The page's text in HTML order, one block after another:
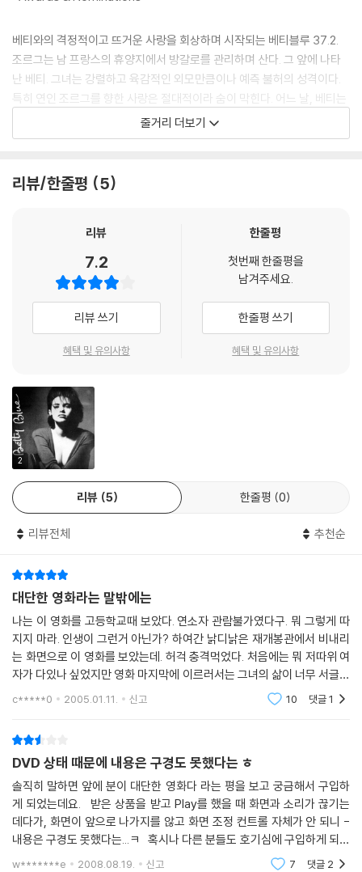
베티와의 격정적이고 뜨거운 사랑을 회상하며 시작되는 베티블루 37.2.
조르그는 남 프랑스의 휴양지에서 방갈로를 관리하며 산다. 그 앞에 나타
난 베티. 그녀는 강렬하고 육감적인 외모만큼이나 예측 불허의 성격이다.
특히 연인 조르그를 향한 사랑은 절대적이라 숨이 막힌다. 어느 날, 베티는
조르그가 쓴 글을 읽게 되고 그의 작가적 재능이 사장되는 것을 안타까워
한다. 하지만 수차례 출판사로부터 퇴짜를 맞았던 조르그는 인생이 생각처
그러나 통제불능이 아이 같은 베티에게 그런 현실이 남득될 리가 없다. 베
티는 그녀를 둘러싼 모든 상황을 견딜 수 없어하며 날이 갈수록 히스테릭
파멸에 이르는 베티. 그런 그녀를 사랑하는 조르그의 모습도 눈물겹다.우
울한 블루와 세피아 톤의 화면, 그리고 단조의 경쾌한 피아노 음은 격정적
인 그들 사랑과 대조되어 오히려 더욱 인상적이다.
줄거리 더보기
리뷰/한줄평 5
리뷰
7.2
리뷰 쓰기
혜택 및 유의사항
한줄평
첫번째 한줄평을
남겨주세요.
한줄평 쓰기
혜택 및 유의사항
2
리뷰 5 한줄평 0
리뷰전체 추천순
대단한 영화라는 말밖에는
나는 이 영화를 고등학교때 보았다. 연소자 관람불가였다구. 뭐 그렇게 따
지지 마라. 인생이 그런거 아닌가? 하여간 낡디낡은 재개봉관에서 비내리
는 화면으로 이 영화를 보았는데. 허걱 충격먹었다. 처음에는 뭐 저따위 여
자가 다있나 싶었지만 영화 마지막에 이르러서는 그녀의 삶이 너무 서글퍼
저절로 눈물이 나왔다. 베티 블루는 그런 영화다. 눈물이 나오는. 그래서인
c*****0 2005.01.11. 신고 10 댓글1
DVD 상태 때문에 내용은 구경도 못했다는 ㅎ
솔직히 말하면 앞에 분이 대단한 영화다 라는 평을 보고 궁금해서 구입하
게 되었는데요. 받은 상품을 받고 Play를 했을 때 화면과 소리가 끊기는
데다가, 화면이 앞으로 나가지를 않고 화면 조정 컨트롤 자체가 안 되니 -
내용은 구경도 못했다는...ㅋ 혹시나 다른 분들도 호기심에 구입하게 되었
다가 저 같은 낭패를 당하지 않도록 글 남기는 것임. Yes24 에서 그 동안
w*******e 2008.08.19. 신고 7 댓글 2